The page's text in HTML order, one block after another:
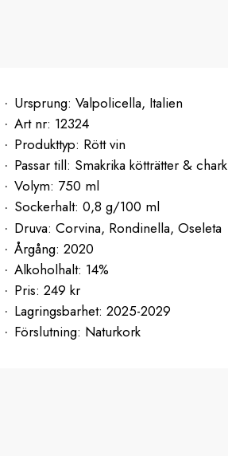
Ursprung: Valpolicella, Italien
Art nr: 12324
Produkttyp: Rött vin
Passar till: Smakrika kötträtter & chark
Volym: 750 ml
Sockerhalt: 0,8 g/100 ml
Druva: Corvina, Rondinella, Oseleta
Årgång: 2020
Alkoholhalt: 14%
Pris: 249 kr
Lagringsbarhet: 2025-2029
Förslutning: Naturkork